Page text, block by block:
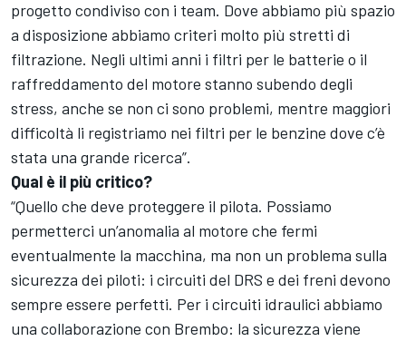
progetto condiviso con i team. Dove abbiamo più spazio
a disposizione abbiamo criteri molto più stretti di
filtrazione. Negli ultimi anni i filtri per le batterie o il
raffreddamento del motore stanno subendo degli
stress, anche se non ci sono problemi, mentre maggiori
difficoltà li registriamo nei filtri per le benzine dove c’è
stata una grande ricerca”.
Qual è il più critico?
“Quello che deve proteggere il pilota. Possiamo
permetterci un’anomalia al motore che fermi
eventualmente la macchina, ma non un problema sulla
sicurezza dei piloti: i circuiti del DRS e dei freni devono
sempre essere perfetti. Per i circuiti idraulici abbiamo
una collaborazione con Brembo: la sicurezza viene